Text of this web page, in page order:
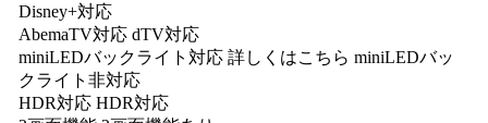
Disney+対応
AbemaTV対応 dTV対応
miniLEDバックライト対応 詳しくはこちら miniLEDバッ
クライト非対応
HDR対応 HDR対応